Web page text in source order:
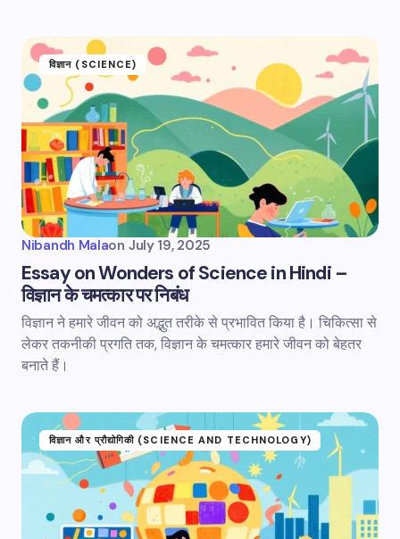
विज्ञान (SCIENCE)
Nibandh Malaon July 19, 2025
Essay on Wonders of Science in Hindi –
विज्ञान के चमत्कार पर निबंध
विज्ञान ने हमारे जीवन को अद्भुत तरीके से प्रभावित किया है। चिकित्सा से
लेकर तकनीकी प्रगति तक, विज्ञान के चमत्कार हमारे जीवन को बेहतर
बनाते हैं।
विज्ञान और प्रौद्योगिकी (SCIENCE AND TECHNOLOGY)